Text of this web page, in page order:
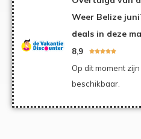
Weer Belize
deals in deze
8,9 
Op dit moment
beschikbaar.